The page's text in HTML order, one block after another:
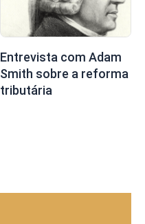
Entrevista com Adam
Smith sobre a reforma
tributária